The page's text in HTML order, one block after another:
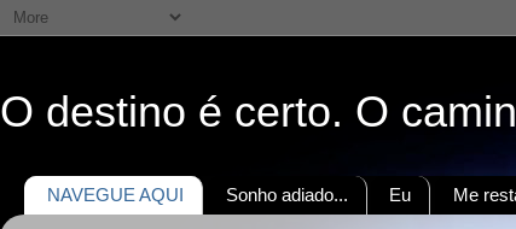
O destino é certo. O
NAVEGUE AQUI Sonho adiado... Eu Me